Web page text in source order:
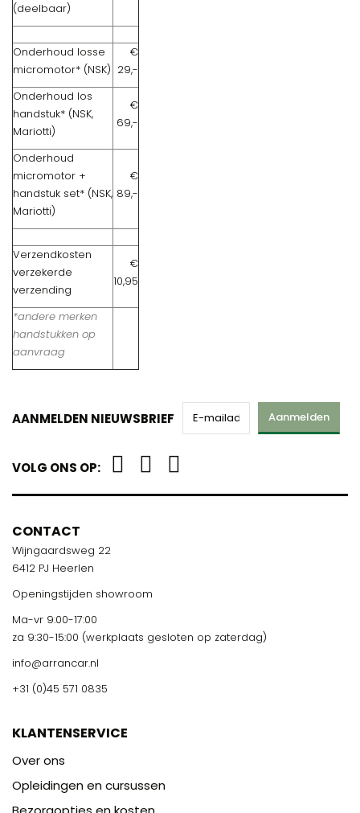
(deelbaar)
Onderhoud losse
micromotor* (NSK)
€
29,-
Onderhoud los
handstuk* (NSK,
Mariotti)
€
69,-
Onderhoud
micromotor +
handstuk set* (NSK,
Mariotti)
€
89,-
Verzendkosten
verzekerde
verzending
€
10,95
*andere merken
handstukken op
aanvraag
AANMELDEN NIEUWSBRIEF Aanmelden
VOLG ONS OP:
CONTACT
Wijngaardsweg 22
6412 PJ Heerlen
Openingstijden showroom
Ma-vr 9:00-17:00
za 9:30-15:00 (werkplaats gesloten op zaterdag)
info@arrancar.nl
+31 (0)45 571 0835
KLANTENSERVICE
Over ons
Opleidingen en cursussen